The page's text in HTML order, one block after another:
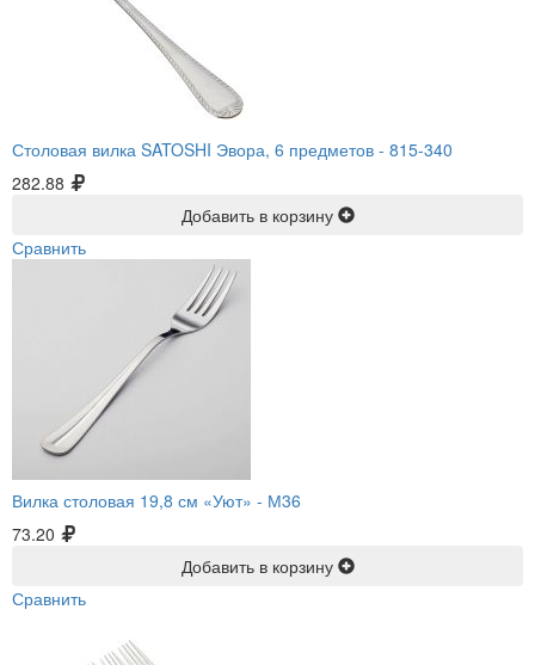
Столовая вилка SATOSHI Эвора, 6 предметов - 815-340
282.88
Добавить в корзину
Сравнить
Вилка столовая 19,8 см «Уют» - М36
73.20
Добавить в корзину
Сравнить